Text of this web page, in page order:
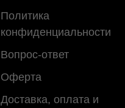
Политика
конфиденциальности
Вопрос-ответ
Оферта
Доставка, оплата и